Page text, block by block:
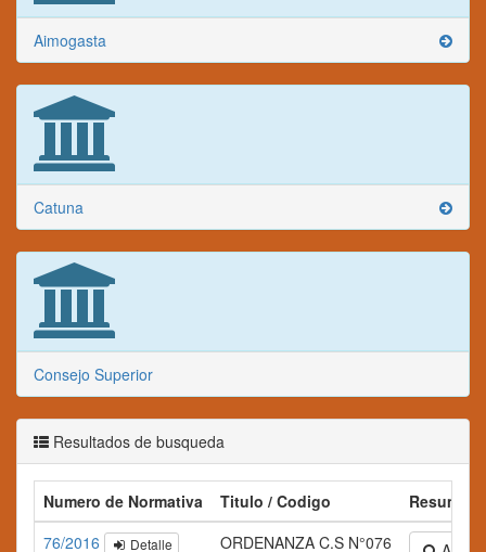
Aimogasta
Catuna
Consejo Superior
Resultados de busqueda
Numero de Normativa Titulo / Codigo
Resumen
76/2016
Detalle ORDENANZA C.S N°076